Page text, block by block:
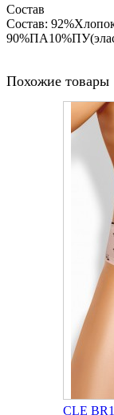
Состав
Состав:
Похожие товары
CLE